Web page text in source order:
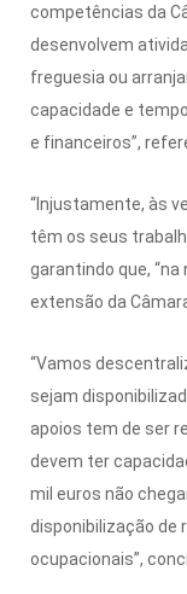
competências da
desenvolvem
freguesia ou
capacidade e
e financeiros”,
“Injustamente, às
têm os seus
garantindo que,
extensão da
“Vamos
sejam
apoios tem de ser
devem ter
mil euros não
disponibilização de
ocupacionais”,